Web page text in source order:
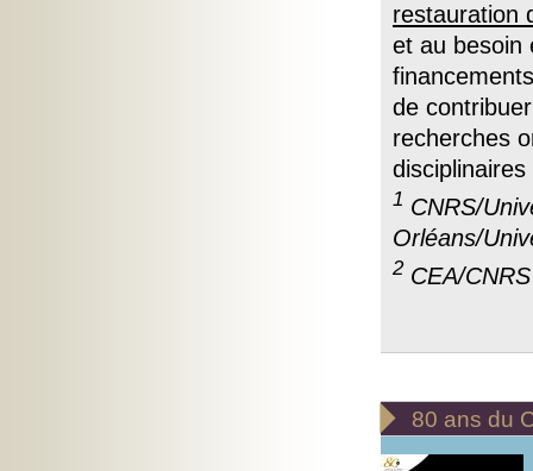
restauration
et au besoin
de
recherches
1 CNRS/
Orléans/
2 CEA/CNRS
 80 ans du